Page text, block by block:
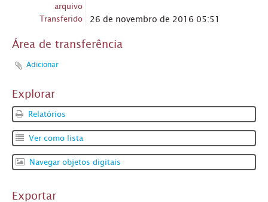
arquivo
Transferido 26 de novembro de 2016 05:51
Área de transferência
Adicionar
Explorar
Relatórios
Ver como lista
Navegar objetos digitais
Exportar